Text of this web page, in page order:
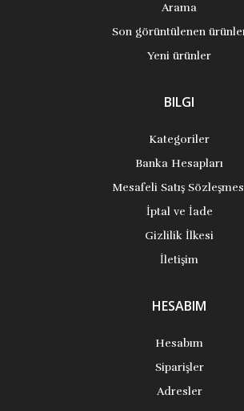
Arama
Son görüntülenen
Yeni ürünler
BILGI
Kategoriler
Banka Hesapları
Mesafeli Satış
İptal ve İade
Gizlilik İlkesi
İletişim
HESABIM
Hesabım
Siparişler
Adresler